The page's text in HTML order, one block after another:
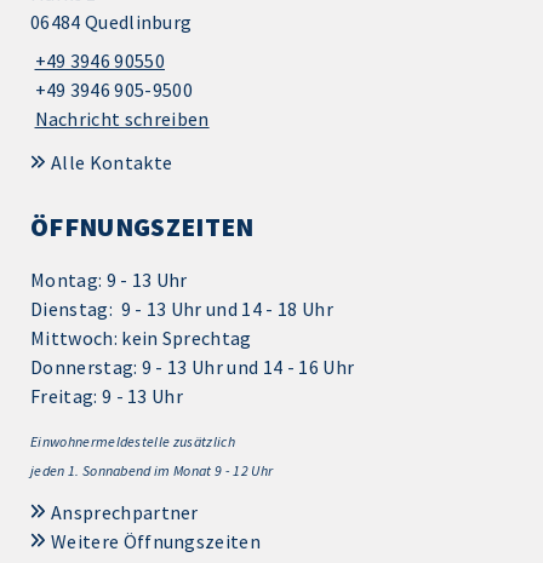
06484 Quedlinburg
+49 3946 90550
+49 3946 905-9500
Nachricht schreiben
Alle Kontakte
ÖFFNUNGSZEITEN
Montag: 9 - 13 Uhr
Dienstag: 9 - 13 Uhr und 14 - 18 Uhr
Mittwoch: kein Sprechtag
Donnerstag: 9 - 13 Uhr und 14 - 16 Uhr
Freitag: 9 - 13 Uhr
Einwohnermeldestelle zusätzlich
jeden 1. Sonnabend im Monat 9 - 12 Uhr
Ansprechpartner
Weitere Öffnungszeiten